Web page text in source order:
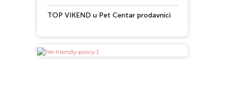
TOP VIKEND u Pet Centar prodavnici